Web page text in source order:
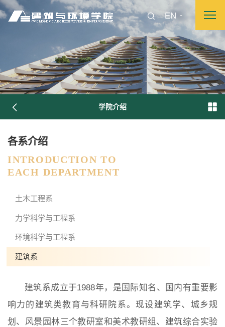
EN
图片新闻
院长致词 学院简介
院党委
教学科研岗 行政管理岗 教学思政岗 实验教辅岗
学院介绍
各系介绍
INTRODUCTION TO
EACH DEPARTMENT
土木工程系
力学科学与工程系
环境科学与工程系
建筑系
建筑系成立于1988年，是国际知名、国内有重要影
响力的建筑类教育与科研院系。现设建筑学、城乡规
划、风景园林三个教研室和美术教研组、建筑综合实验